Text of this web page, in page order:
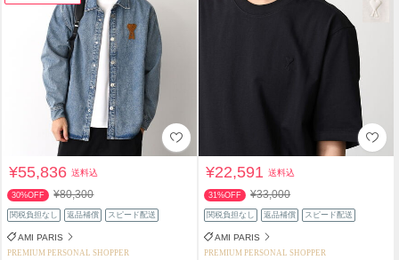
¥55,836送料込
30%OFF ¥80,300
関税負担なし 返品補償 スピード配送
AMI PARIS
PREMIUM PERSONAL SHOPPER
¥22,591送料込
31%OFF ¥33,000
関税負担なし 返品補償 スピード配送
AMI PARIS
PREMIUM PERSONAL SHOPPER